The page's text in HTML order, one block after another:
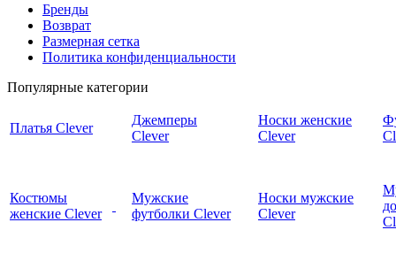
Бренды
Возврат
Размерная сетка
Политика конфиденциальности
Популярные категории
Платья Clever
Джемперы
Clever
Носки женские
Clever
Костюмы
женские Clever
Мужские
футболки Clever
Носки мужские
Clever